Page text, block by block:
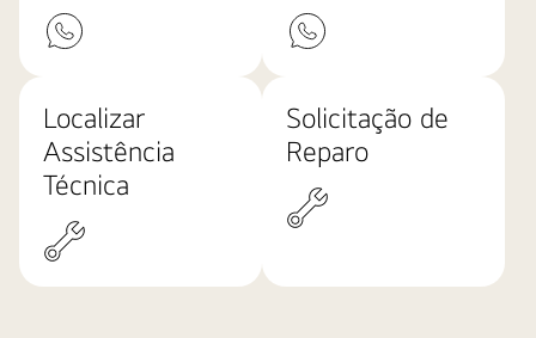
Localizar
Assistência
Técnica
Solicitação de
Reparo